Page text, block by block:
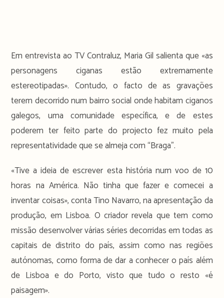
Em entrevista ao TV Contraluz, Maria Gil salienta que «as
personagens ciganas estão extremamente
estereotipadas». Contudo, o facto de as gravações
terem decorrido num bairro social onde habitam ciganos
galegos, uma comunidade específica, e de estes
poderem ter feito parte do projecto fez muito pela
representatividade que se almeja com “Braga”.
«Tive a ideia de escrever esta história num voo de 10
horas na América. Não tinha que fazer e comecei a
inventar coisas», conta Tino Navarro, na apresentação da
produção, em Lisboa. O criador revela que tem como
missão desenvolver várias séries decorridas em todas as
capitais de distrito do país, assim como nas regiões
autónomas, como forma de dar a conhecer o país além
de Lisboa e do Porto, visto que tudo o resto «é
paisagem».